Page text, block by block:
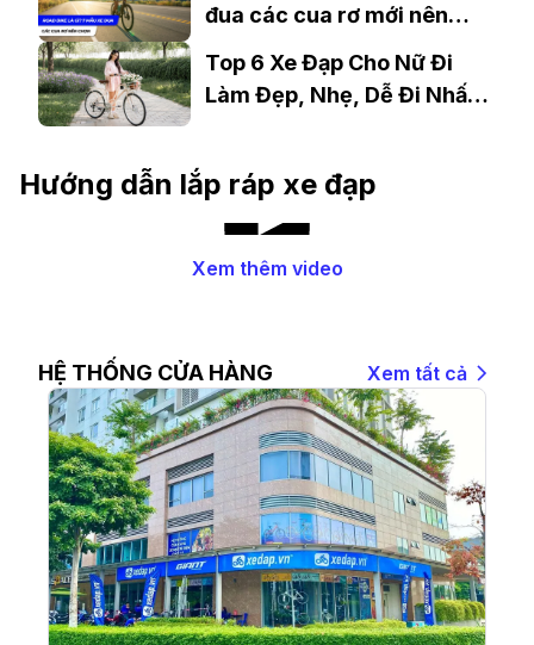
đua các cua rơ mới nên
Top 6 Xe Đạp Cho Nữ Đi
Làm Đẹp, Nhẹ, Dễ Đi Nhất
Hướng dẫn lắp ráp xe đạp
Xem thêm video
HỆ THỐNG CỬA HÀNG Xem tất cả